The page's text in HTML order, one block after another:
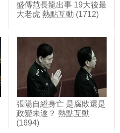
盛傳范長龍出事 19大後最
大老虎 熱點互動 (1712)
張陽自縊身亡 是腐敗還是
政變未遂？ 熱點互動
(1694)